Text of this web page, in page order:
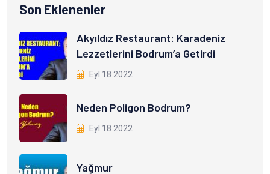
Son Eklenenler
Akyıldız Restaurant: Karadeniz
Lezzetlerini Bodrum’a Getirdi
Eyl 18 2022
Neden Poligon Bodrum?
Eyl 18 2022
Yağmur